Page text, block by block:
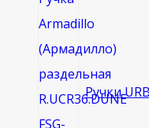
Ручки